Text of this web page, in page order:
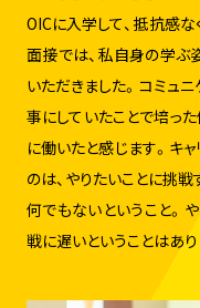
OICに入学して、抵抗感
面接では、私自身の学ぶ
いただきました。コミュ
事にしていたことで培っ
に働いたと感じます。キ
のは、やりたいことに挑
何でもないということ。
戦に遅いということはあり